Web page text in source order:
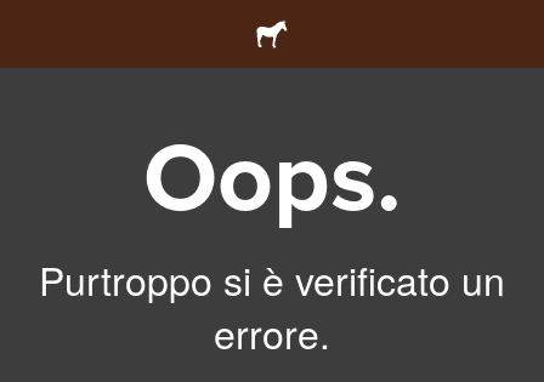
Oops.
Purtroppo si è verificato un
errore.